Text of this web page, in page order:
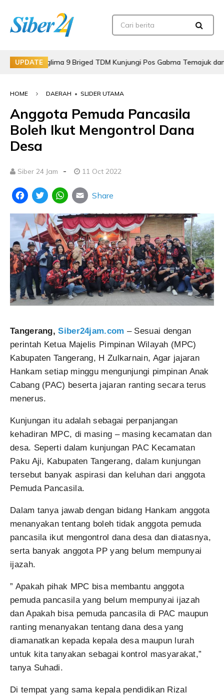
UPDATE
9 Briged TDM Kunjungi Pos Gabma Temajuk dan Sajingan
HOME DAERAH • SLIDER UTAMA
Anggota Pemuda Pancasila
Boleh Ikut Mengontrol Dana
Desa
Siber 24 Jam - 11 Oct 2022
FacebookTwitterWhatsApp
Email
Share
Tangerang,Siber24jam.com – Sesuai dengan
perintah Ketua Majelis Pimpinan Wilayah (MPC)
Kabupaten Tangerang, H Zulkarnain, Agar jajaran
Hankam setiap minggu mengunjungi pimpinan Anak
Cabang (PAC) beserta jajaran ranting secara terus
menerus.
Kunjungan itu adalah sebagai perpanjangan
kehadiran MPC, di masing – masing kecamatan dan
desa. Seperti dalam kunjungan PAC Kecamatan
Paku Aji, Kabupaten Tangerang, dalam kunjungan
tersebut banyak aspirasi dan keluhan dari anggota
Pemuda Pancasila.
Dalam tanya jawab dengan bidang Hankam anggota
menanyakan tentang boleh tidak anggota pemuda
pancasila ikut mengontrol dana desa dan diatasnya,
serta banyak anggota PP yang belum mempunyai
ijazah.
” Apakah pihak MPC bisa membantu anggota
pemuda pancasila yang belum mempunyai ijazah
dan Apakah bisa pemuda pancasila di PAC maupun
ranting menanyakan tentang dana desa yang
diamanatkan kepada kepala desa maupun lurah
untuk kita tanyakan sebagai kontrol masyarakat,”
tanya Suhadi.
Di tempat yang sama kepala pendidikan Rizal